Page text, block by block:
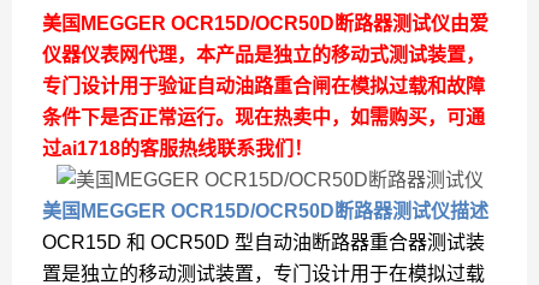
美国MEGGER OCR15D/OCR50D断路器测试仪由爱
仪器仪表网代理，本产品是独立的移动式测试装置，
专门设计用于验证自动油路重合闸在模拟过载和故障
条件下是否正常运行。现在热卖中，如需购买，可通
过ai1718的客服热线联系我们！
美国MEGGER OCR15D/OCR50D断路器测试仪描述
OCR15D 和 OCR50D 型自动油断路器重合器测试装
置是独立的移动测试装置，专门设计用于在模拟过载